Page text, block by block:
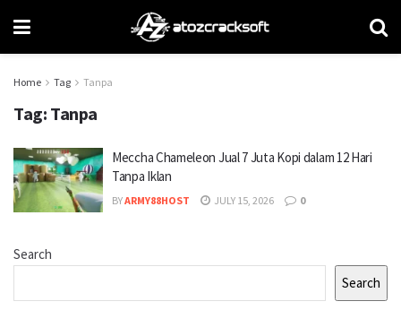
Home Tag Tanpa
Tag: Tanpa
Meccha Chameleon Jual 7 Juta Kopi dalam 12 Hari
Tanpa Iklan
BYARMY88HOST JULY 15, 2026 0
Search
Search